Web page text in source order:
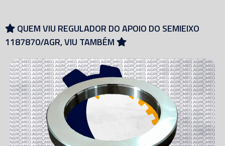
QUEM VIU REGULADOR DO APOIO DO SEMIEIXO
1187870/AGR, VIU TAMBÉM